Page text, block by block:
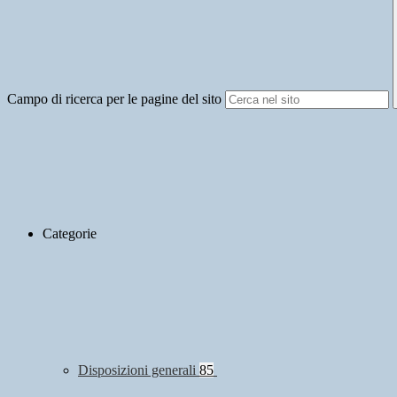
Campo di ricerca per le pagine del sito
Categorie
Disposizioni generali 85